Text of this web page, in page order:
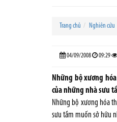
Trang chủ Nghiên cứu
04/09/2008 09:29
Những bộ xương
của những nhà sưu
Những bộ xương hóa
sưu tầm muốn sở hữu